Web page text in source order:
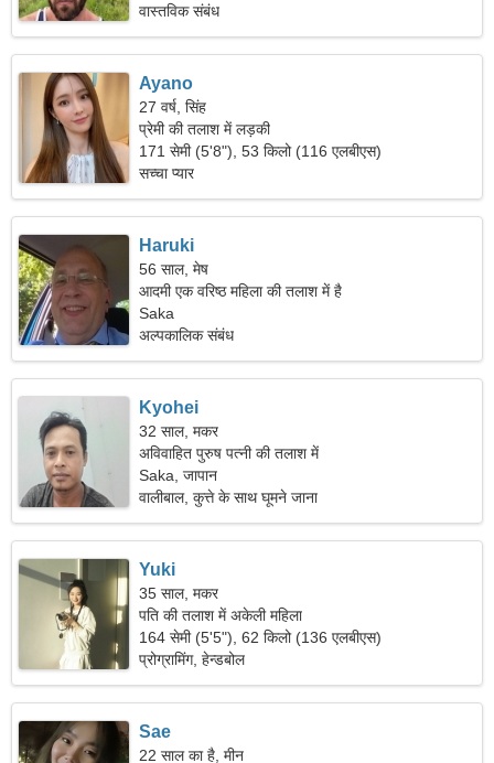
वास्तविक संबंध
Ayano
27 वर्ष, सिंह
प्रेमी की तलाश में लड़की
171 सेमी (5'8"), 53 किलो (116 एलबीएस)
सच्चा प्यार
Haruki
56 साल, मेष
आदमी एक वरिष्ठ महिला की तलाश में है
Saka
अल्पकालिक संबंध
Kyohei
32 साल, मकर
अविवाहित पुरुष पत्नी की तलाश में
Saka, जापान
वालीबाल, कुत्ते के साथ घूमने जाना
Yuki
35 साल, मकर
पति की तलाश में अकेली महिला
164 सेमी (5'5"), 62 किलो (136 एलबीएस)
प्रोग्रामिंग, हेन्डबोल
Sae
22 साल का है, मीन